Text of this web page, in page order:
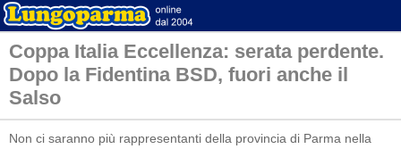
Coppa Italia Eccellenza: serata perdente.
Dopo la Fidentina BSD, fuori anche il
Salso
Non ci saranno più rappresentanti della provincia di Parma nella